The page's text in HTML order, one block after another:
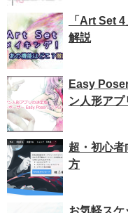
「Art Set
解説
Easy
ン人形アプ
超・初心
方